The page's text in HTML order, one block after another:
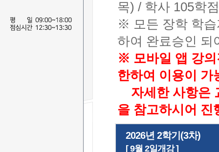
한국어교원
목) / 학사 105학
※ 모든 장학 학습
하여 완료승인 되
※ 모바일 앱 강의
한하여 이용이 가
자세한 사항은
을 참고하시어 진
2026년 2학기(3차)
[ 9월 2일개강 ]